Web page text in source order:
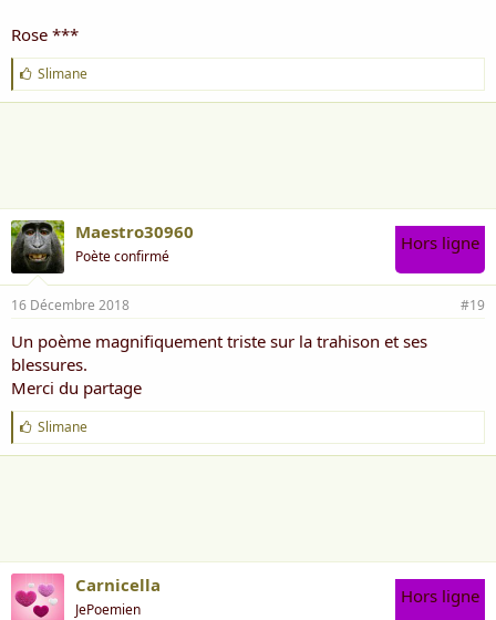
Rose ***
J
'
a
Slimane
Maestro30960
Poète confirmé
Hors ligne
16 Décembre 2018 #19
Un poème magnifiquement triste sur la trahison et ses
blessures.
Merci du partage
J
'
a
Slimane
Carnicella
JePoemien
Hors ligne